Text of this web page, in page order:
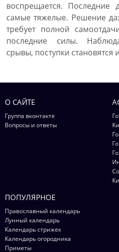
воспрещается. Последние
самые тяжелые. Решение
требует полной
последние силы.
срывы, поступки
О САЙТЕ
Группа вконтакте
Вопросы и ответы
ПОПУЛЯРНОЕ
Православный календарь
Лунный календарь
Календарь стрижек
Календарь огородника
Приметы